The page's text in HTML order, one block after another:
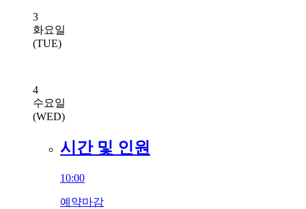
3
화요일
(TUE)
4
수요일
(WED)
시간 및 인원
10:00
예약마감